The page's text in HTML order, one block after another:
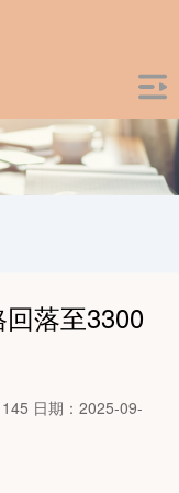
落至3300
日期：2025-09-